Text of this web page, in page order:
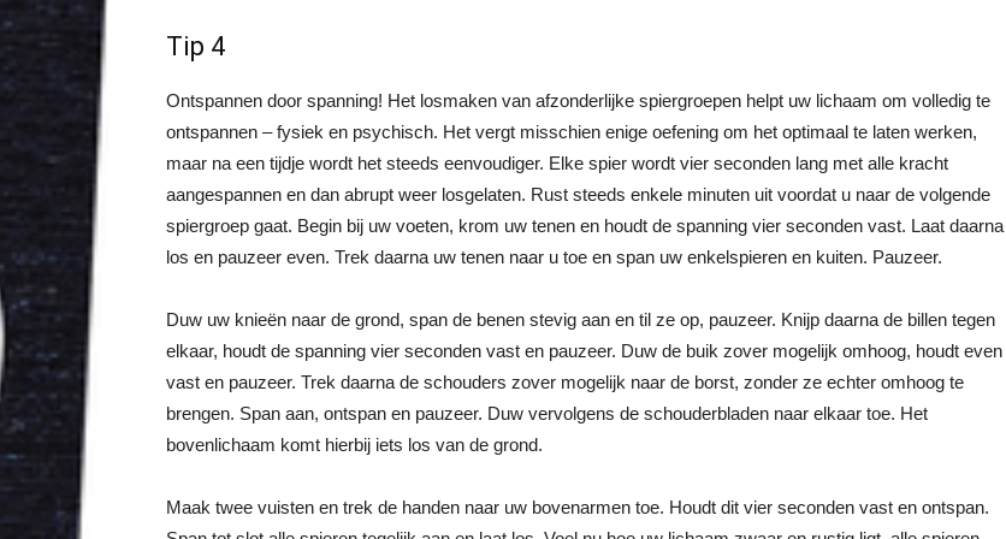
Tip 4
Ontspannen door spanning! Het losmaken van afzonderlijke spiergroepen helpt uw lichaam om volledig te
ontspannen – fysiek en psychisch. Het vergt misschien enige oefening om het optimaal te laten werken,
maar na een tijdje wordt het steeds eenvoudiger. Elke spier wordt vier seconden lang met alle kracht
aangespannen en dan abrupt weer losgelaten. Rust steeds enkele minuten uit voordat u naar de volgende
spiergroep gaat. Begin bij uw voeten, krom uw tenen en houdt de spanning vier seconden vast. Laat daarna
los en pauzeer even. Trek daarna uw tenen naar u toe en span uw enkelspieren en kuiten. Pauzeer.
Duw uw knieën naar de grond, span de benen stevig aan en til ze op, pauzeer. Knijp daarna de billen tegen
elkaar, houdt de spanning vier seconden vast en pauzeer. Duw de buik zover mogelijk omhoog, houdt even
vast en pauzeer. Trek daarna de schouders zover mogelijk naar de borst, zonder ze echter omhoog te
brengen. Span aan, ontspan en pauzeer. Duw vervolgens de schouderbladen naar elkaar toe. Het
bovenlichaam komt hierbij iets los van de grond.
Maak twee vuisten en trek de handen naar uw bovenarmen toe. Houdt dit vier seconden vast en ontspan.